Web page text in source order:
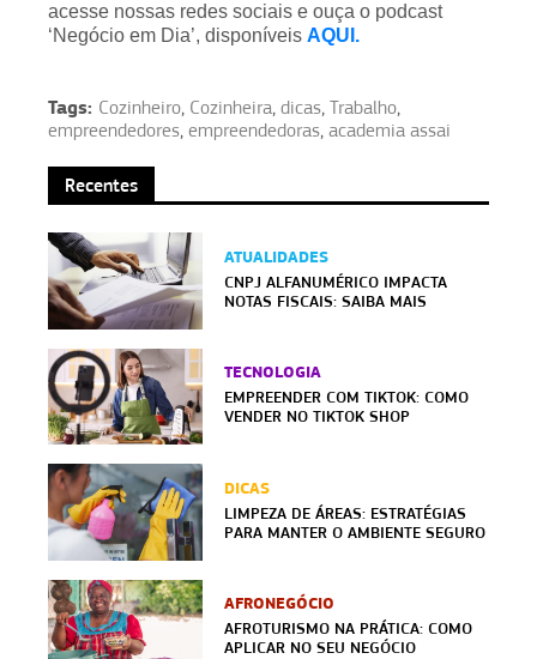
acesse nossas redes sociais e ouça o podcast
‘Negócio em Dia’, disponíveis AQUI.
Tags: Cozinheiro, Cozinheira, dicas, Trabalho,
empreendedores, empreendedoras, academia assai
Recentes
ATUALIDADES
CNPJ ALFANUMÉRICO IMPACTA
NOTAS FISCAIS: SAIBA MAIS
TECNOLOGIA
EMPREENDER COM TIKTOK: COMO
VENDER NO TIKTOK SHOP
DICAS
LIMPEZA DE ÁREAS: ESTRATÉGIAS
PARA MANTER O AMBIENTE SEGURO
AFRONEGÓCIO
AFROTURISMO NA PRÁTICA: COMO
APLICAR NO SEU NEGÓCIO